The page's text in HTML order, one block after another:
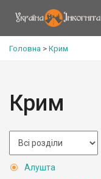
Головна > Крим
Крим
Алушта